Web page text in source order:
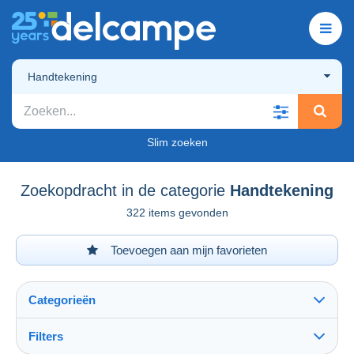
Handtekening
Slim zoeken
Zoekopdracht in de categorie Handtekening
322 items gevonden
Toevoegen aan mijn favorieten
Categorieën
Filters